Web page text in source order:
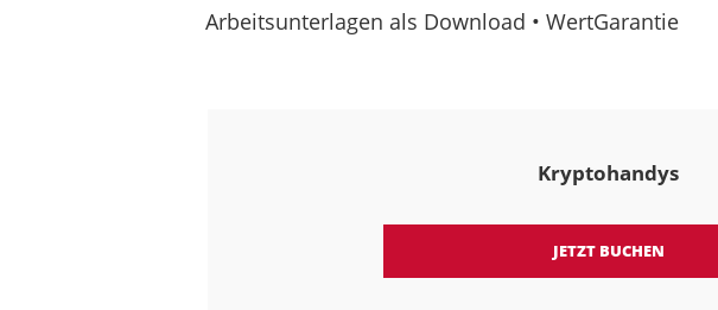
Arbeitsunterlagen als Download • WertGarantie
Kryptohandys
JETZT BUCHEN